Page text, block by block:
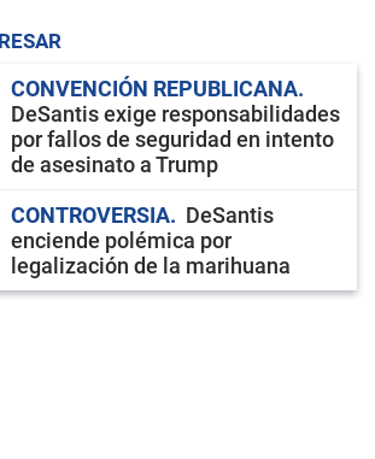
CONVENCIÓN REPUBLICANA
DeSantis exige responsabilidades
por fallos de seguridad en intento
de asesinato a Trump
CONTROVERSIA
DeSantis
enciende polémica por
legalización de la marihuana